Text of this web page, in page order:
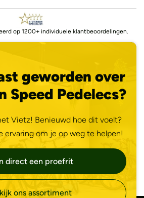
op 1200+ individuele klantbeoordelingen.
geworden over
Speed Pedelecs?
Vietz! Benieuwd hoe dit voelt?
ervaring om je op weg te helpen!
direct een proefrit
ons assortiment